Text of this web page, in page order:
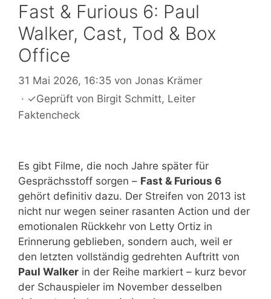
Fast & Furious 6: Paul
Walker, Cast, Tod & Box
Office
31 Mai 2026, 16:35 von Jonas Krämer
· ✓Geprüft von Birgit Schmitt, Leiter
Faktencheck
Es gibt Filme, die noch Jahre später für
Gesprächsstoff sorgen – Fast & Furious 6
gehört definitiv dazu. Der Streifen von 2013 ist
nicht nur wegen seiner rasanten Action und der
emotionalen Rückkehr von Letty Ortiz in
Erinnerung geblieben, sondern auch, weil er
den letzten vollständig gedrehten Auftritt von
Paul Walker in der Reihe markiert – kurz bevor
der Schauspieler im November desselben